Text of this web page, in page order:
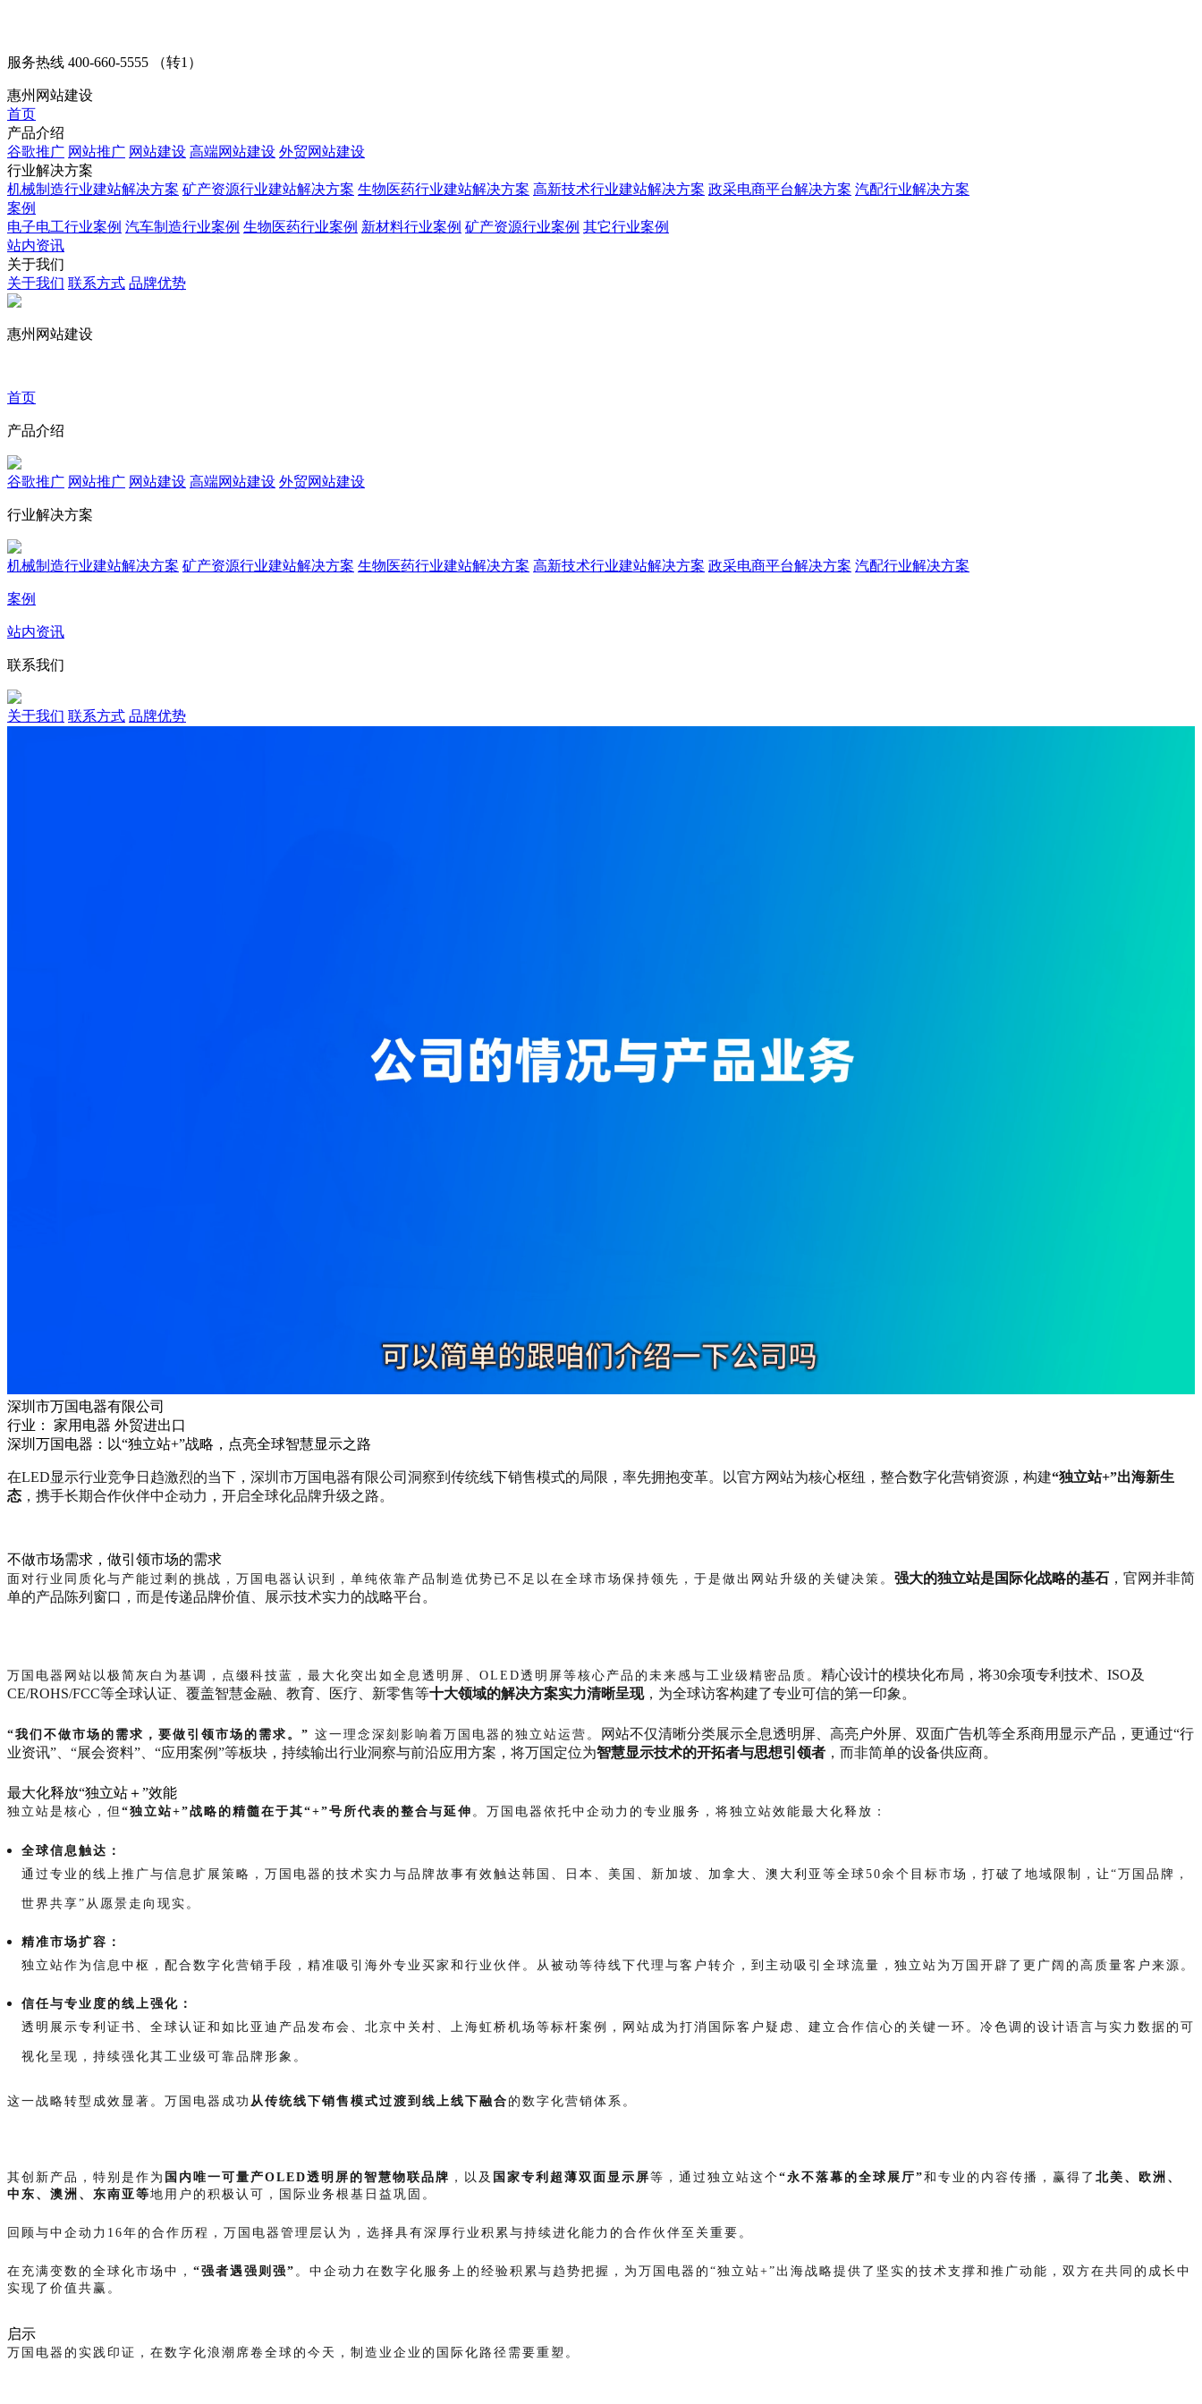
服务热线 400-660-5555 （转1）
惠州网站建设
首页
产品介绍
谷歌推广 网站推广 网站建设 高端网站建设 外贸网站建设
行业解决方案
机械制造行业建站解决方案 矿产资源行业建站解决方案 生物医药行业建站解决方案 高新技术行业建站解决方案 政采电商平台解决方案 汽配行业解决方案
案例
电子电工行业案例 汽车制造行业案例 生物医药行业案例 新材料行业案例 矿产资源行业案例 其它行业案例
站内资讯
关于我们
关于我们 联系方式 品牌优势
惠州网站建设
首页
产品介绍
谷歌推广 网站推广 网站建设 高端网站建设 外贸网站建设
行业解决方案
机械制造行业建站解决方案 矿产资源行业建站解决方案 生物医药行业建站解决方案 高新技术行业建站解决方案 政采电商平台解决方案 汽配行业解决方案
案例
站内资讯
联系我们
关于我们 联系方式 品牌优势
深圳市万国电器有限公司
行业： 家用电器 外贸进出口
深圳万国电器：以“独立站+”战略，点亮全球智慧显示之路
在LED显示行业竞争日趋激烈的当下，深圳市万国电器有限公司洞察到传统线下销售模式的局限，率先拥抱变革。 以官方网站为核心枢纽，整合数字化营销资源，构建“独立站+”出海新生
态 ，携手长期合作伙伴中企动力，开启全球化品牌升级之路。
不做市场需求，做引领市场的需求
面对行业同质化与产能过剩的挑战，万国电器认识到，单纯依靠产品制造优势已不足以在全球市场保持领先，于是做出网站升级的关键决策。 强大的独立站是国际化战略的基石 ，官网并非简
单的产品陈列窗口，而是传递品牌价值、展示技术实力的战略平台。
万国电器 网站以极简灰白为基调，点缀科技蓝，最大化突出如全息透明屏、OLED透明屏等核心产品的未来感与工业级精密品质。 精心设计的模块化布局，将30余项专利技术、ISO及
CE/ROHS/FCC等全球认证、覆盖智慧金融、教育、医疗、新零售等十大领域的解决方案实力清晰呈现，为全球访客构建了专业可信的第一印象。
“我们不做市场的需求，要做引领市场的需求。” 这一理念深刻影响着万国电器的独立站运营。
网站不仅清晰分类展示全息透明屏、高亮户外屏、双面广告机等全系商用显示产品，更通过“行
业资讯”、“展会资料”、“应用案例”等板块，持续输出行业洞察与前沿应用方案，将万国定位为智慧显示技术的开拓者与思想引领者 ，而非简单的设备供应商。
最大化释放“独立站＋”效能
独立站是核心，但 “独立站+”战略的精髓在于其“+”号所代表的整合与延伸 。万国电器依托中企动力的专业服务，将独立站效能最大化释放：
全球信息触达：
通过专业的线上推广与信息扩展策略，万国电器的技术实力与品牌故事有效触达韩国、日本、美国、新加坡、加拿大、澳大利亚等全球50余个目标市场，打破了地域限制，让“万国品牌，
世界共享”从愿景走向现实。
精准市场扩容：
独立站作为信息中枢，配合数字化营销手段，精准吸引海外专业买家和行业伙伴。从被动等待线下代理与客户转介，到主动吸引全球流量，独立站为万国开辟了更广阔的高质量客户来源。
信任与专业度的线上强化：
透明展示专利证书、全球认证和如比亚迪产品发布会、北京中关村、上海虹桥机场等标杆案例，网站成为打消国际客户疑虑、建立合作信心的关键一环。冷色调的设计语言与实力数据的可
视化呈现，持续强化其工业级可靠品牌形象。
这一战略转型成效显著。万国电器成功 从传统线下销售模式过渡到线上线下融合 的数字化营销体系。
其创新产品，特别是作为 国内唯一可量产OLED透明屏的智慧物联品牌 ，以及 国家专利超薄双面显示屏等，通过独立站这个“永不落幕的全球展厅”和专业的内容传播，赢得了 北美、欧洲、
中东、澳洲、东南亚等地用户的积极认可，国际业务根基日益巩固。
回顾与中企动力16年的合作历程，万国电器管理层认为，选择具有深厚行业积累与持续进化能力的合作伙伴至关重要。
在充满变数的全球化市场中， “强者遇强则强” 。中企动力在数字化服务上的经验积累与趋势把握，为万国电器的“独立站+”出海战略提供了坚实的技术支撑和推广动能，双方在共同的成长中
实现了价值共赢。
启示
万国电器的实践印证，在数字化浪潮席卷全球的今天，制造业企业的国际化路径需要重塑。